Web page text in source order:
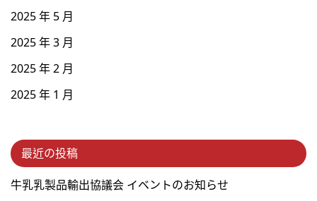
2025 年 5 月
2025 年 3 月
2025 年 2 月
2025 年 1 月
最近の投稿
牛乳乳製品輸出協議会 イベントのお知らせ